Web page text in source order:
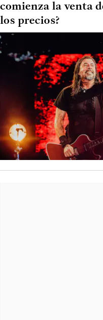
comienza la venta
los precios?